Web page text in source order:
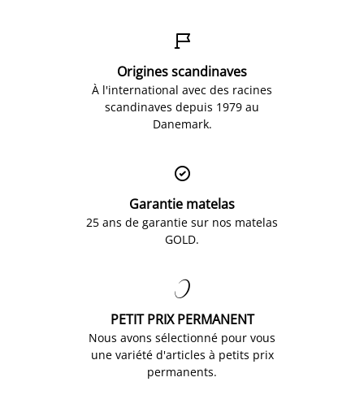

Origines scandinaves
À l'international avec des racines
scandinaves depuis 1979 au
Danemark.

Garantie matelas
25 ans de garantie sur nos matelas
GOLD.

PETIT PRIX PERMANENT
Nous avons sélectionné pour vous
une variété d'articles à petits prix
permanents.